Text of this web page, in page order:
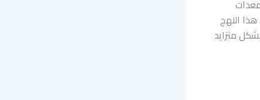
النهج
متزايد